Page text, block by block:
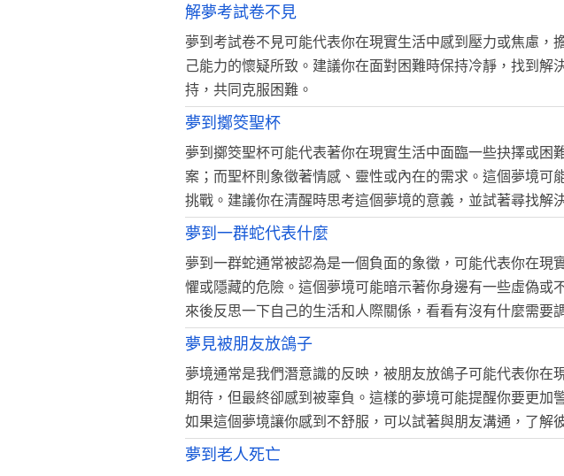
解夢考試卷不見
夢到考試卷不見可能代表你在現實生活中感到壓力或焦慮
己能力的懷疑所致。建議你在面對困難時保持冷靜，找到
持，共同克服困難。
夢到擲筊聖杯
夢到擲筊聖杯可能代表著你在現實生活中面臨一些抉擇或
案；而聖杯則象徵著情感、靈性或內在的需求。這個夢境
挑戰。建議你在清醒時思考這個夢境的意義，並試著尋找解
夢到一群蛇代表什麼
夢到一群蛇通常被認為是一個負面的象徵，可能代表你在
懼或隱藏的危險。這個夢境可能暗示著你身邊有一些虛偽
來後反思一下自己的生活和人際關係，看看有沒有什麼需要
夢見被朋友放鴿子
夢境通常是我們潛意識的反映，被朋友放鴿子可能代表你
期待，但最終卻感到被辜負。這樣的夢境可能提醒你要更加
如果這個夢境讓你感到不舒服，可以試著與朋友溝通，了解
夢到老人死亡